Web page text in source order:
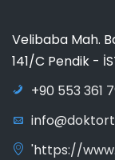
Velibaba Mah.
141/C Pendik -
+90 553 361
'https://